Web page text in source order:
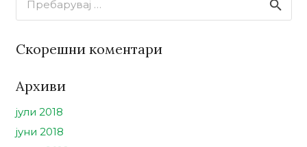
Скорешни коментари
Архиви
јули 2018
јуни 2018